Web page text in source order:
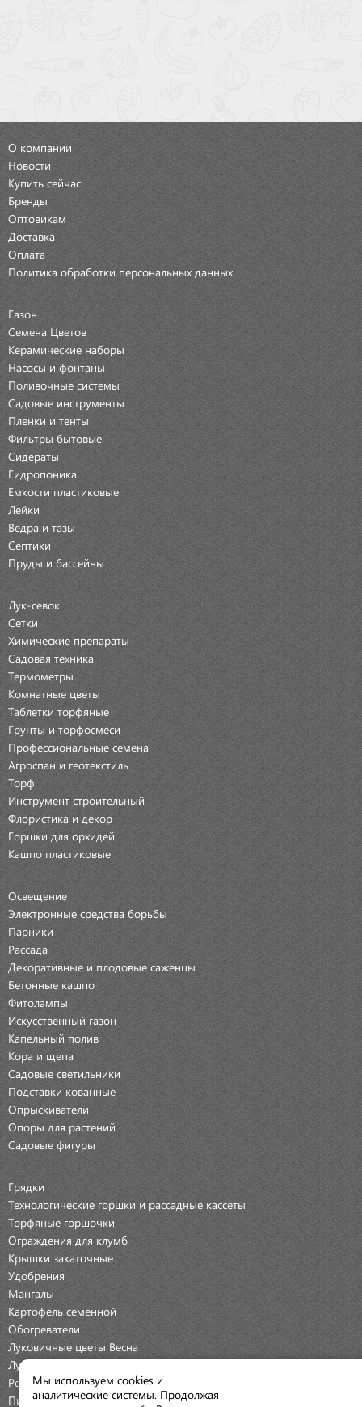
О компании
Новости
Купить сейчас
Бренды
Оптовикам
Доставка
Оплата
Политика обработки персональных данных
Газон
Семена Цветов
Керамические наборы
Насосы и фонтаны
Поливочные системы
Садовые инструменты
Пленки и тенты
Фильтры бытовые
Сидераты
Гидропоника
Емкости пластиковые
Лейки
Ведра и тазы
Септики
Пруды и бассейны
Лук-севок
Сетки
Химические препараты
Садовая техника
Термометры
Комнатные цветы
Таблетки торфяные
Грунты и торфосмеси
Профессиональные семена
Агроспан и геотекстиль
Торф
Инструмент строительный
Флористика и декор
Горшки для орхидей
Кашпо пластиковые
Освещение
Электронные средства борьбы
Парники
Рассада
Декоративные и плодовые саженцы
Бетонные кашпо
Фитолампы
Искусственный газон
Капельный полив
Кора и щепа
Садовые светильники
Подставки кованные
Опрыскиватели
Опоры для растений
Садовые фигуры
Грядки
Технологические горшки и рассадные кассеты
Торфяные горшочки
Ограждения для клумб
Крышки закаточные
Удобрения
Мангалы
Картофель семенной
Обогреватели
Луковичные цветы Весна
Луковичные цветы Осень
Розы
Пионы
Мы используем cookies и
аналитические системы. Продолжая